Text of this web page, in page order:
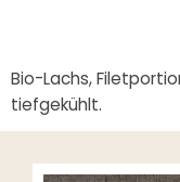
Bio-Lachs,
tiefgekühlt.